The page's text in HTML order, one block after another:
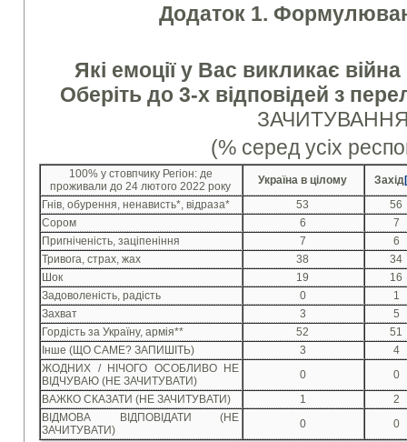
Додаток 1.
Які емоції у Вас викликає війна
Оберіть до 3-х відповідей з
(% серед усіх
100% у стовпчику Регіон: де
проживали до 24 лютого 2022 року
Україна в цілому Захід
Гнів, обурення, ненависть*, відраза*
53
56
Сором
6
7
Пригніченість, заціпеніння
7
6
Тривога, страх, жах
38
34
Шок
19
16
Задоволеність, радість
0
1
Захват
3
5
Гордість за Україну, армія**
52
51
Інше (ЩО САМЕ? ЗАПИШІТЬ)
3
4
ЖОДНИХ / НІЧОГО ОСОБЛИВО НЕ
ВІДЧУВАЮ (НЕ ЗАЧИТУВАТИ)
0
0
ВАЖКО СКАЗАТИ (НЕ ЗАЧИТУВАТИ)
1
2
ВІДМОВА ВІДПОВІДАТИ (НЕ
ЗАЧИТУВАТИ)
0 0